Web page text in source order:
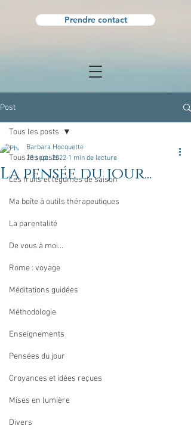
Prendre contact
Post
Tous les posts
Les fruits et légumes de saison
Ma boîte à outils thérapeutiques
La parentalité
De vous à moi...
Rome : voyage
Méditations guidées
Méthodologie
Enseignements
Pensées du jour
Croyances et idées reçues
Mises en lumière
Divers
Tous les posts
La pensée du jour...
Barbara Hocquette
28 sept. 2022 1 min de lecture